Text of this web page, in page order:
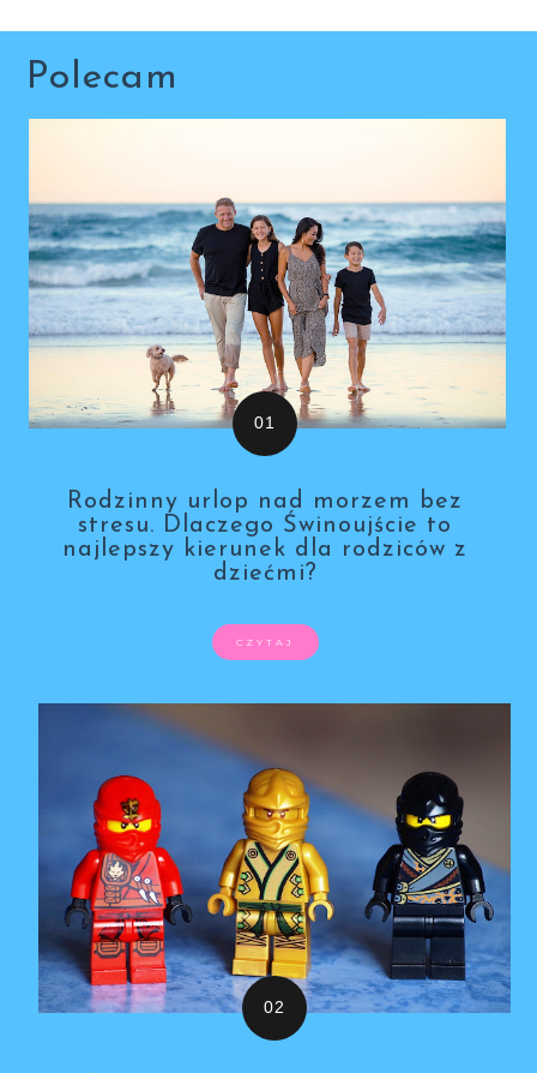
Polecam
Rodzinny urlop nad morzem bez
stresu. Dlaczego Świnoujście to
najlepszy kierunek dla rodziców z
dziećmi?
CZYTAJ